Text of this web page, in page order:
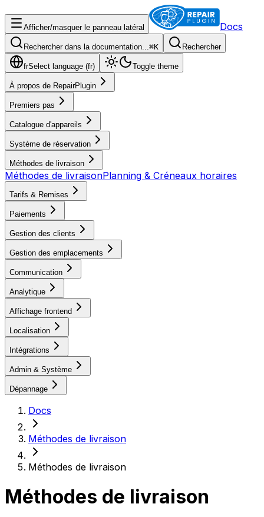
Afficher/masquer le panneau latéral Docs
Rechercher dans la documentation...⌘K Rechercher
frSelect language (fr) Toggle theme
À propos de RepairPlugin
Premiers pas
Catalogue d'appareils
Système de réservation
Méthodes de livraison
Méthodes de livraisonPlanning & Créneaux horaires
Tarifs & Remises
Paiements
Gestion des clients
Gestion des emplacements
Communication
Analytique
Affichage frontend
Localisation
Intégrations
Admin & Système
Dépannage
Docs
Méthodes de livraison
Méthodes de livraison
Méthodes de livraison